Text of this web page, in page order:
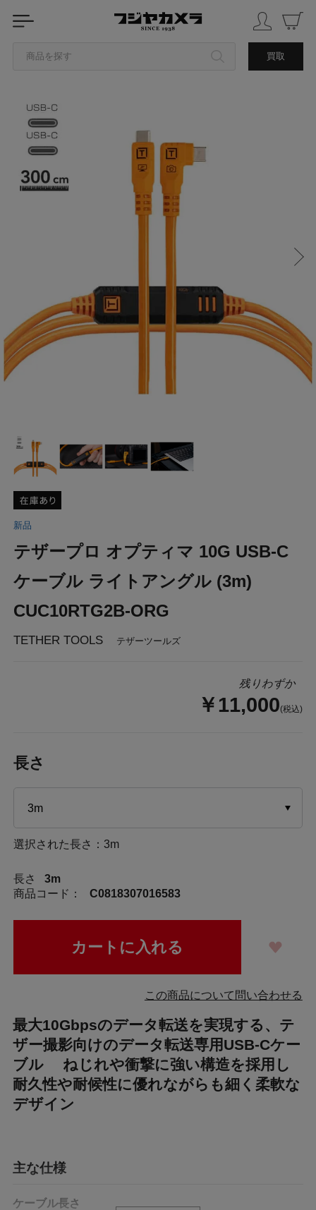
商品を探す 買取
ブランドから探す
中古品を探す
新品
テザープロ オプティマ 10G USB-C
ケーブル ライトアングル (3m)
CUC10RTG2B-ORG
TETHER TOOLS テザーツールズ
残りわずか
￥11,000(税込)
長さ
選択された長さ：3m
長さ
3m
商品コード：
C0818307016583
この商品について問い合わせる
最大10Gbpsのデータ転送を実現する、テ
ザー撮影向けのデータ転送専用USB-Cケー
ブル ねじれや衝撃に強い構造を採用し
耐久性や耐候性に優れながらも細く柔軟な
デザイン
主な仕様
ケーブル長さ